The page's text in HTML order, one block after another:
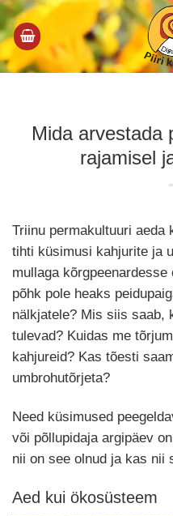
Skip
to
content
Mida arvestada
rajamisel
Triinu permakultuuri aeda
tihti küsimusi kahjurite ja
mullaga
põhk pole heaks
nälkjatele? Mis siis saab,
tulevad? Kuidas me
kahjureid? Kas tõesti
umbrohutõrjeta?
Need küsimused
või põllupidaja argipäev
nii on see olnud ja kas nii
Aed kui ökosüsteem